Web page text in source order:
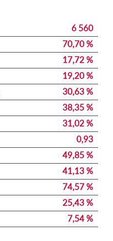
6 560
70,70 %
17,72 %
19,20 %
30,63 %
38,35 %
31,02 %
0,93
49,85 %
41,13 %
74,57 %
25,43 %
7,54 %